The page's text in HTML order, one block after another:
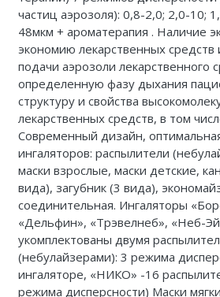
частиц аэрозоля): 0,8-2,0; 2,0-10;
48мкм + ароматерапия . Наличие
экономию лекарственных средств
подачи аэрозоли лекарственного
определенную фазу дыхания
структуру и свойства
лекарственных средств, в том
Современный дизайн,
ингаляторов: распылители
маски взрослые, маски детские,
вида), загубник (3 вида),
соединительная. Ингаляторы
«Дельфин», «Трэвелнеб», «Неб-
укомплектованы двумя
(небулайзерами): 3 режима
ингаляторе, «НИКО» -16
режима дисперсности) Маски